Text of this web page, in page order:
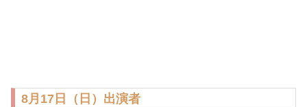
8月17日（日）出演者